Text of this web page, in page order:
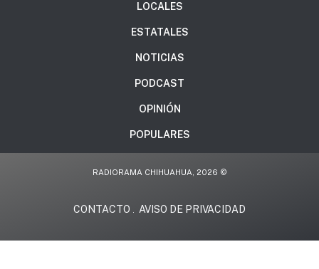
LOCALES
ESTATALES
NOTICIAS
PODCAST
POPULARES
RADIORAMA CHIHUAHUA, 2026 ©